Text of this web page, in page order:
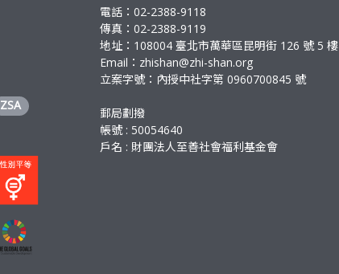
ZSA
電話：02-2388-9118
傳真：02-2388-9119
地址：108004 臺北市萬華區昆明街 126 號 5 樓
Email： zhishan@zhi-shan.org
立案字號：內授中社字第 0960700845 號
郵局劃撥
帳號 : 50054640
戶名 : 財團法人至善社會福利基金會